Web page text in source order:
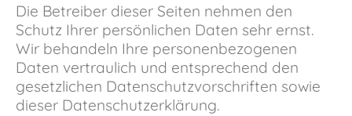
Die Betreiber dieser Seiten nehmen den
Schutz Ihrer persönlichen Daten sehr ernst.
Wir behandeln Ihre personenbezogenen
Daten vertraulich und entsprechend den
gesetzlichen Datenschutzvorschriften sowie
dieser Datenschutzerklärung.